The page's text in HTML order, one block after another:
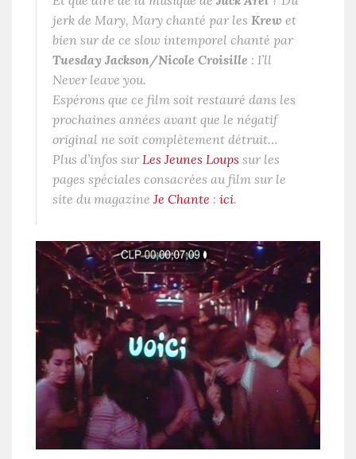
jerk de Mary, Mary chanté par les Krew et
bien sur de ce slow intemporel chanté par
Tuesday Jackson/Nicole Croisille : I’ll
Never leave you.
Espérons que ce film soit restauré dans les
prochaines années avant que le négatif
original ne soit complètement détruit…
Plus d’infos sur Les Jeunes Loups sur les
pages spéciales consacrées au film sur le
site du magazine Je Chante : ici.